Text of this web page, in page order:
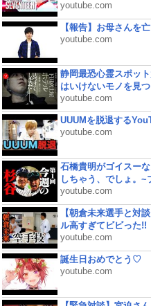
youtube.com
【報告】お母さんを
youtube.com
静岡最恐心霊スポッ
はいけないモノを見
youtube.com
UUUMを脱退する
youtube.com
石橋貴明がゴイスー
しちゃう、でしょ。~
youtube.com
【朝倉未来選手と対
ル高すぎてビビった!!
youtube.com
誕生日おめでとう♡
youtube.com